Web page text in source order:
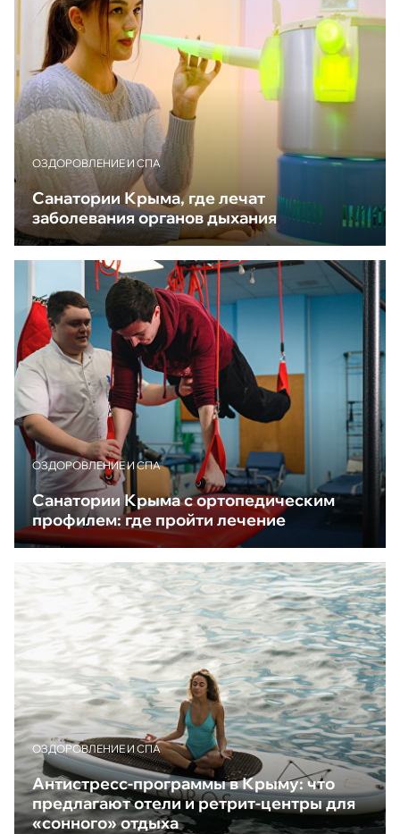
ОЗДОРОВЛЕНИЕ И СПА
Санатории Крыма, где лечат
заболевания органов дыхания
ОЗДОРОВЛЕНИЕ И СПА
Санатории Крыма с ортопедическим
профилем: где пройти лечение
ОЗДОРОВЛЕНИЕ И СПА
Антистресс-программы в Крыму: что
предлагают отели и ретрит-центры для
«сонного» отдыха